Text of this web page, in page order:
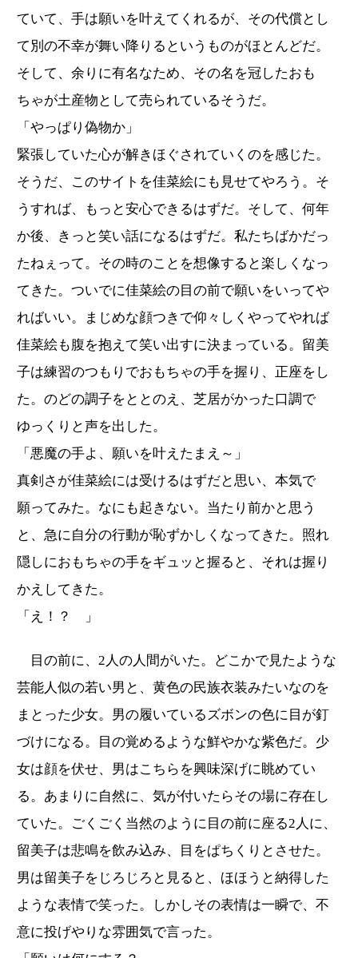
ていて、手は願いを叶えてくれるが、その代償とし
て別の不幸が舞い降りるというものがほとんどだ。
そして、余りに有名なため、その名を冠したおも
ちゃが土産物として売られているそうだ。
「やっぱり偽物か」
緊張していた心が解きほぐされていくのを感じた。
そうだ、このサイトを佳菜絵にも見せてやろう。そ
うすれば、もっと安心できるはずだ。そして、何年
か後、きっと笑い話になるはずだ。私たちばかだっ
たねぇって。その時のことを想像すると楽しくなっ
てきた。ついでに佳菜絵の目の前で願いをいってや
ればいい。まじめな顔つきで仰々しくやってやれば
佳菜絵も腹を抱えて笑い出すに決まっている。留美
子は練習のつもりでおもちゃの手を握り、正座をし
た。のどの調子をととのえ、芝居がかった口調で
ゆっくりと声を出した。
「悪魔の手よ、願いを叶えたまえ～」
真剣さが佳菜絵には受けるはずだと思い、本気で
願ってみた。なにも起きない。当たり前かと思う
と、急に自分の行動が恥ずかしくなってきた。照れ
隠しにおもちゃの手をギュッと握ると、それは握り
かえしてきた。
「え！？ 」
目の前に、2人の人間がいた。どこかで見たような
芸能人似の若い男と、黄色の民族衣装みたいなのを
まとった少女。男の履いているズボンの色に目が釘
づけになる。目の覚めるような鮮やかな紫色だ。少
女は顔を伏せ、男はこちらを興味深げに眺めてい
る。あまりに自然に、気が付いたらその場に存在し
ていた。ごくごく当然のように目の前に座る2人に、
留美子は悲鳴を飲み込み、目をぱちくりとさせた。
男は留美子をじろじろと見ると、ほほうと納得した
ような表情で笑った。しかしその表情は一瞬で、不
意に投げやりな雰囲気で言った。